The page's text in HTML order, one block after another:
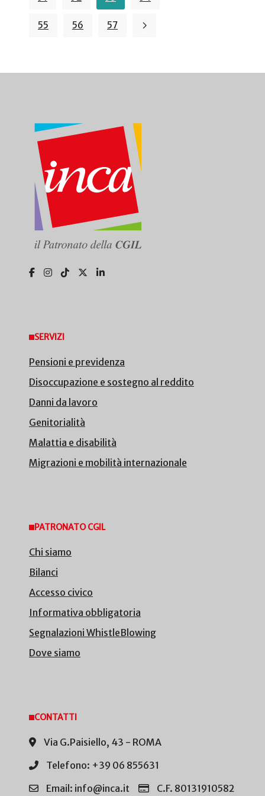
55 56 57
SERVIZI
Pensioni e previdenza
Disoccupazione e sostegno al reddito
Danni da lavoro
Genitorialità
Malattia e disabilità
Migrazioni e mobilità internazionale
PATRONATO CGIL
Chi siamo
Bilanci
Accesso civico
Informativa obbligatoria
Segnalazioni WhistleBlowing
Dove siamo
CONTATTI
Via G.Paisiello, 43 - ROMA
Telefono: +39 06 855631
Email: info@inca.it
C.F. 80131910582